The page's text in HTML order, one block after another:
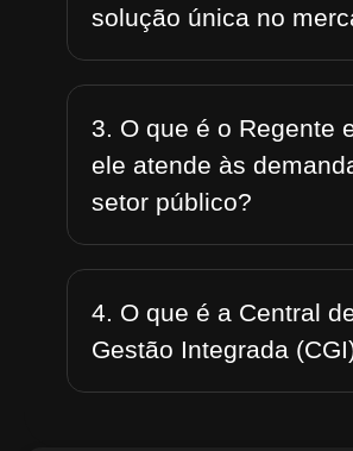
solução única no
3. O que é o Regente
ele atende às
setor público?
4. O que é a Central
Gestão Integrada